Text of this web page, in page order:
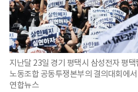
지난달 23일 경기 평택시 삼성전자 평
노동조합 공동투쟁본부의 결의대회에
연합뉴스